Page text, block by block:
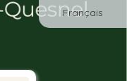
Français